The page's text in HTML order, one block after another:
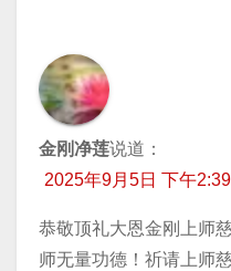
金刚净莲说道：
2025年9月5日 下午2:39
恭敬顶礼大恩金刚上师
师无量功德！祈请上师